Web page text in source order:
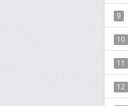
9
10
11
12